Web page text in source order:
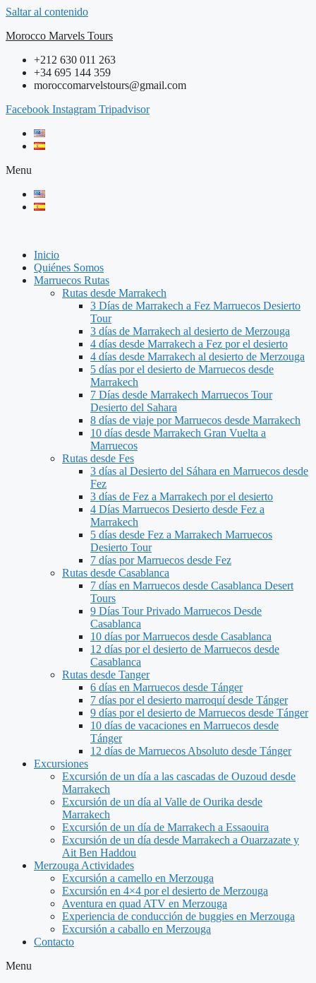
Saltar al contenido
Morocco Marvels Tours
+212 630 011 263
+34 695 144 359
moroccomarvelstours@gmail.com
Facebook Instagram Tripadvisor
Menu
Inicio
Quiénes Somos
Marruecos Rutas
Rutas desde Marrakech
3 Días de Marrakech a Fez Marruecos Desierto
Tour
3 días de Marrakech al desierto de Merzouga
4 días desde Marrakech a Fez por el desierto
4 días desde Marrakech al desierto de Merzouga
5 días por el desierto de Marruecos desde
Marrakech
7 Días desde Marrakech Marruecos Tour
Desierto del Sahara
8 días de viaje por Marruecos desde Marrakech
10 días desde Marrakech Gran Vuelta a
Marruecos
Rutas desde Fes
3 días al Desierto del Sáhara en Marruecos desde
Fez
3 días de Fez a Marrakech por el desierto
4 Días Marruecos Desierto desde Fez a
Marrakech
5 días desde Fez a Marrakech Marruecos
Desierto Tour
7 días por Marruecos desde Fez
Rutas desde Casablanca
7 días en Marruecos desde Casablanca Desert
Tours
9 Días Tour Privado Marruecos Desde
Casablanca
10 días por Marruecos desde Casablanca
12 días por el desierto de Marruecos desde
Casablanca
Rutas desde Tanger
6 días en Marruecos desde Tánger
7 días por el desierto marroquí desde Tánger
9 días por el desierto de Marruecos desde Tánger
10 días de vacaciones en Marruecos desde
Tánger
12 días de Marruecos Absoluto desde Tánger
Excursiones
Excursión de un día a las cascadas de Ouzoud desde
Marrakech
Excursión de un día al Valle de Ourika desde
Marrakech
Excursión de un día de Marrakech a Essaouira
Excursión de un día desde Marrakech a Ouarzazate y
Ait Ben Haddou
Merzouga Actividades
Excursión a camello en Merzouga
Excursión en 4×4 por el desierto de Merzouga
Aventura en quad ATV en Merzouga
Experiencia de conducción de buggies en Merzouga
Excursión a caballo en Merzouga
Contacto
Menu